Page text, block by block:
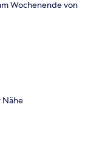
Wochenende von
Nähe